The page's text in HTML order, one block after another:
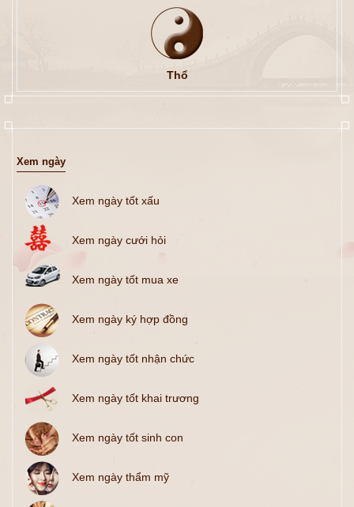
Thổ
Xem ngày
Xem ngày tốt xấu
Xem ngày cưới hỏi
Xem ngày tốt mua xe
Xem ngày ký hợp đồng
Xem ngày tốt nhận chức
Xem ngày tốt khai trương
Xem ngày tốt sinh con
Xem ngày thẩm mỹ